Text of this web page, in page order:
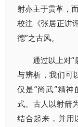
射亦主于贯革，
校注《张居正讲
德”之古风。
通过以上对“
与辨析，我们可
仅是“尚武”精
式。古人以射箭
结合起来，并用